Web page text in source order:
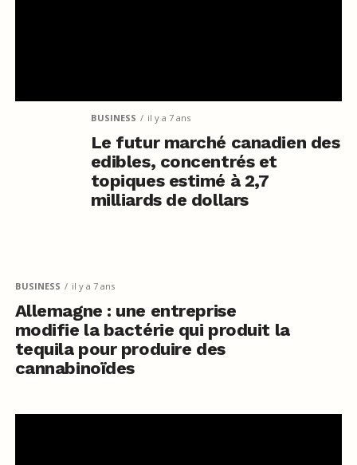
BUSINESS il y a 7 ans
Le futur marché canadien des
edibles, concentrés et
topiques estimé à 2,7
milliards de dollars
BUSINESS il y a 7 ans
Allemagne : une entreprise
modifie la bactérie qui produit la
tequila pour produire des
cannabinoïdes